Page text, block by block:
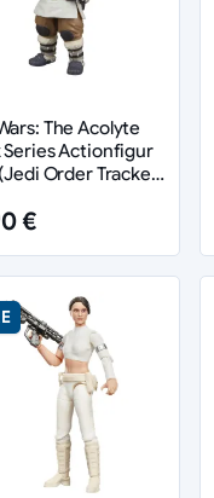
The Acolyte
Series Actionfigur
Order Tracker)
€